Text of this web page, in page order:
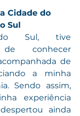
Cidade do
Sul
Sul, tive
de conhecer
de
a minha
Sendo assim,
experiência
ainda